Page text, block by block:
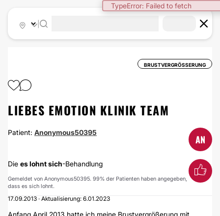
TypeError: Failed to fetch
BRUSTVERGRÖSSERUNG
LIEBES EMOTION KLINIK TEAM
Patient: Anonymous50395
AN
Die es lohnt sich-Behandlung
Gemeldet von Anonymous50395. 99% der Patienten haben angegeben,
dass es sich lohnt.
17.09.2013 · Aktualisierung: 6.01.2023
Anfang April 2013 hatte ich meine Brustvergrößerung mit